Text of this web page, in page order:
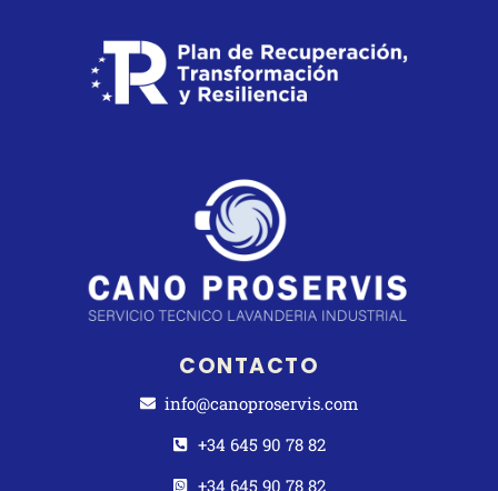
CONTACTO
info@canoproservis.com
+34 645 90 78 82
+34 645 90 78 82